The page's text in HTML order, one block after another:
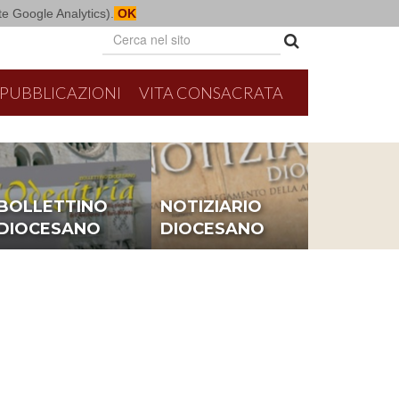
Google Analytics). OK
PUBBLICAZIONI VITA CONSACRATA
NOTIZIARIO
DIOCESANO